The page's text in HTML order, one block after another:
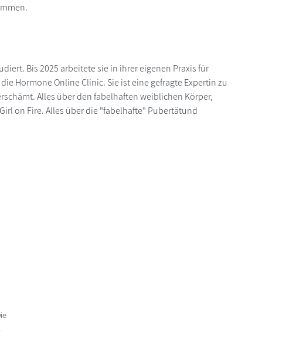
Bis 2025 arbeitete sie in ihrer eigenen Praxis für
Hormone Online Clinic. Sie ist eine gefragte Expertin zu
Alles über den fabelhaften weiblichen Körper,
on Fire. Alles über die "fabelhafte" Pubertätund